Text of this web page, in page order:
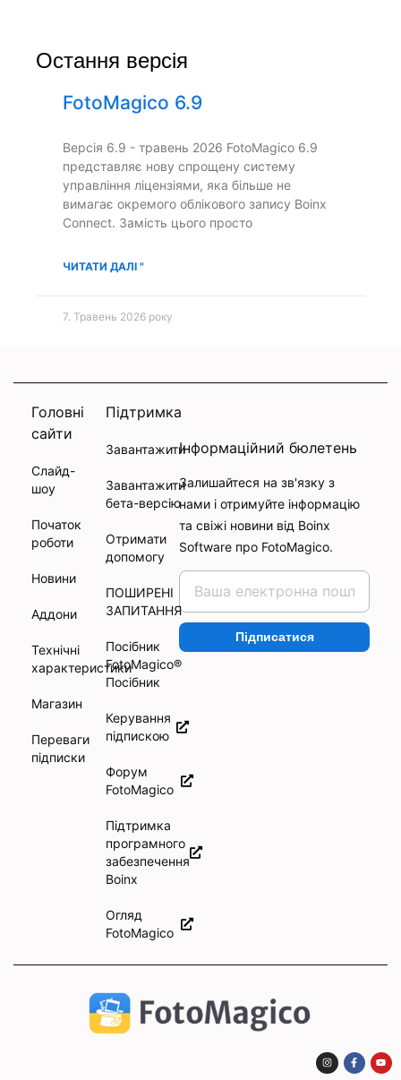
Остання версія
FotoMagico 6.9
Версія 6.9 - травень 2026 FotoMagico 6.9
представляє нову спрощену систему
управління ліцензіями, яка більше не
вимагає окремого облікового запису Boinx
Connect. Замість цього просто
ЧИТАТИ ДАЛІ "
7. Травень 2026 року
Головні
сайти
Слайд-
шоу
Початок
роботи
Новини
Аддони
Технічні
характеристики
Магазин
Переваги
підписки
Підтримка
Завантажити
Завантажити
бета-версію
Отримати
допомогу
ПОШИРЕНІ
ЗАПИТАННЯ
Посібник
FotoMagico®
Посібник
Керування
підпискою
Форум
FotoMagico
Підтримка
програмного
забезпечення
Boinx
Огляд
FotoMagico
Інформаційний бюлетень
Залишайтеся на зв'язку з
нами і отримуйте інформацію
та свіжі новини від Boinx
Software про FotoMagico.
Підписатися